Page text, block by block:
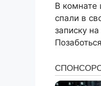
В комнате
спали в
записку